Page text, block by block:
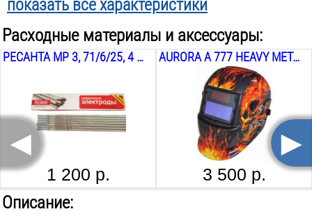
Min сварочный ток MMA:
10А
Min диаметр электрода:
1.6мм
Степень защиты:
IP21
А
Max потребляемая мощность MMA:
4.8кВА
Функция форсажа дуги:
нет
Функция антиприлипание:
есть
Функция горячего старта:
есть
показать все характеристики
Расходные материалы и аксессуары:
РЕСАНТА МР 3, 71/6/25, 4 ММ, 3 КГ
1 200 р.
AURORA A 777 HEAVY METAL ХАМЕЛЕОН
3 500 р.
◄ ►
Описание: